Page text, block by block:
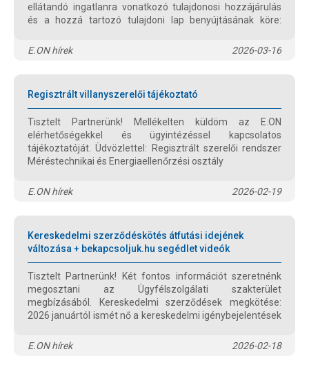
ellátandó ingatlanra vonatkozó tulajdonosi hozzájárulás
és a hozzá tartozó tulajdoni lap benyújtásának köre:
Teljesítmény változás igénybejelentéshez is csatolni a C1-
E.ON hírek 2026-03-16
Regisztrált villanyszerelői tájékoztató
Tisztelt Partnerünk! Mellékelten küldöm az E.ON
elérhetőségekkel és ügyintézéssel kapcsolatos
tájékoztatóját. Üdvözlettel: Regisztrált szerelői rendszer
Méréstechnikai és Energiaellenőrzési osztály
E.ON hírek 2026-02-19
Kereskedelmi szerződéskötés átfutási idejének
változása + bekapcsoljuk.hu segédlet videók
Tisztelt Partnerünk! Két fontos információt szeretnénk
megosztani az Ügyfélszolgálati szakterület
megbízásából. Kereskedelmi szerződések megkötése:
2026 januártól ismét nő a kereskedelmi igénybejelentések
E.ON hírek
2026-02-18